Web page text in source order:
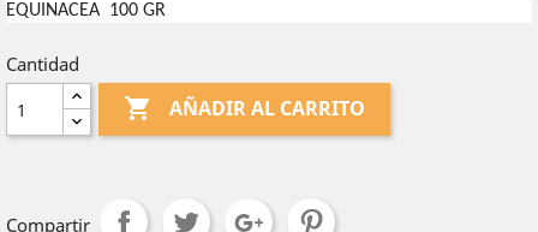
EQUINACEA 100 GR
Cantidad
 AÑADIR AL CARRITO
Compartir